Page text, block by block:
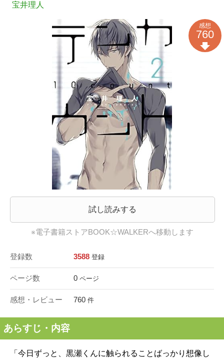
宝井理人
試し読みする
※電子書籍ストアBOOK☆WALKERへ移動します
登録数 3588 登録
ページ数 0 ページ
感想・レビュー 760 件
感想
760
あらすじ・内容
「今日ずっと、黒瀬くんに触られることばっかり想像し